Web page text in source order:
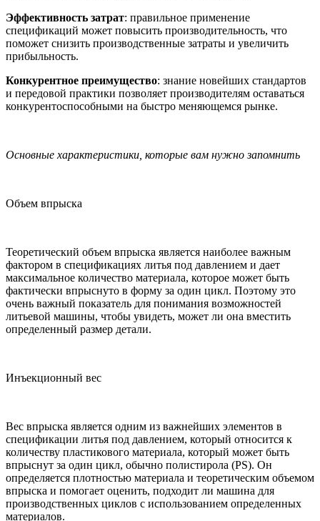
Эффективность затрат: правильное применение
спецификаций может повысить производительность, что
поможет снизить производственные затраты и увеличить
прибыльность.
Конкурентное преимущество: знание новейших стандартов
и передовой практики позволяет производителям оставаться
конкурентоспособными на быстро меняющемся рынке.
Основные характеристики, которые вам нужно запомнить
Объем впрыска
Теоретический объем впрыска является наиболее важным
фактором в спецификациях литья под давлением и дает
максимальное количество материала, которое может быть
фактически впрыснуто в форму за один цикл. Поэтому это
очень важный показатель для понимания возможностей
литьевой машины, чтобы увидеть, может ли она вместить
определенный размер детали.
Инъекционный вес
Вес впрыска является одним из важнейших элементов в
спецификации литья под давлением, который относится к
количеству пластикового материала, который может быть
впрыснут за один цикл, обычно полистирола (PS). Он
определяется плотностью материала и теоретическим объемом
впрыска и помогает оценить, подходит ли машина для
производственных циклов с использованием определенных
материалов.